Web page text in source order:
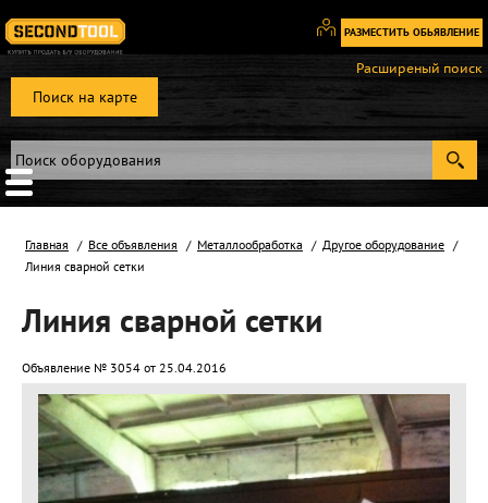
РАЗМЕСТИТЬ ОБЬЯВЛЕНИЕ
Вход
Регистрация
Поиск на карте
Расширеный поиск
Главная Все объявления Металлообработка
Другое оборудование
Линия сварной сетки
Линия сварной сетки
Объявление № 3054 от 25.04.2016